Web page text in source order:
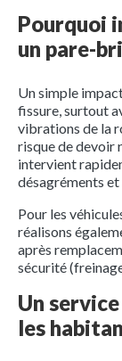
Pourquoi
un pare-
Un simple
fissure, surtout
vibrations de la
risque de devoir
intervient
désagréments
Pour les
réalisons
après
sécurité
Un
les